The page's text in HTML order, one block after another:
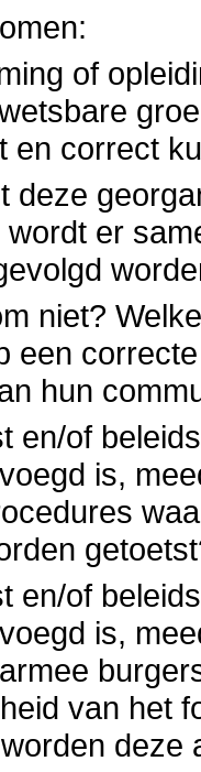
of
en correct
deze
er
niet?
een
hun
en/of
is,
en/of
is,
van het
deze